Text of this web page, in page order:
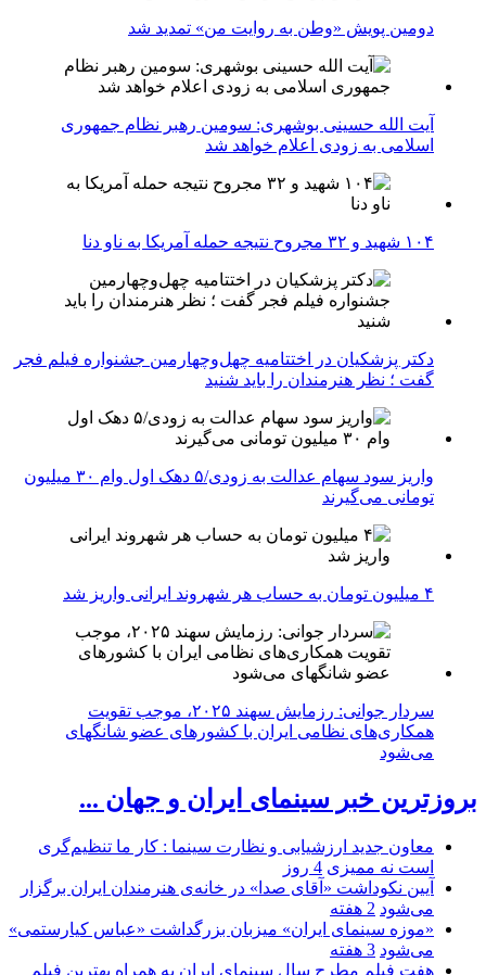
دومین پویش «وطن به روایت من» تمدید شد
آیت الله حسینی بوشهری: سومین رهبر نظام جمهوری
اسلامی به زودی اعلام خواهد شد
۱۰۴ شهید و ۳۲ مجروح نتیجه حمله آمریکا به ناو دنا
دکتر پزشکیان در اختتامیه چهل‌وچهارمین جشنواره فیلم فجر
گفت ؛ نظر هنرمندان را باید شنید
واریز سود سهام عدالت به زودی/۵ دهک اول وام ۳۰ میلیون
تومانی می‌گیرند
۴ میلیون تومان به حساب هر شهروند ایرانی واریز شد
سردار جوانی: رزمایش سهند ۲۰۲۵، موجب تقویت
همکاری‌های نظامی ایران با کشور‌های عضو شانگهای
می‌شود
بروزترین خبر سینمای ایران و جهان ...
معاون جدید ارزشیابی و نظارت سینما : کار ما تنظیم‌گری
است نه ممیزی 4 روز
آیین نکوداشت «آقای صدا» در خانه‌ی هنرمندان ایران برگزار
می‌شود 2 هفته
«موزه سینمای ایران» میزبان بزرگداشت «عباس کیارستمی»
می‌شود 3 هفته
هفت فیلم مطرح سال سینمای ایران به همراه بهترین فیلم